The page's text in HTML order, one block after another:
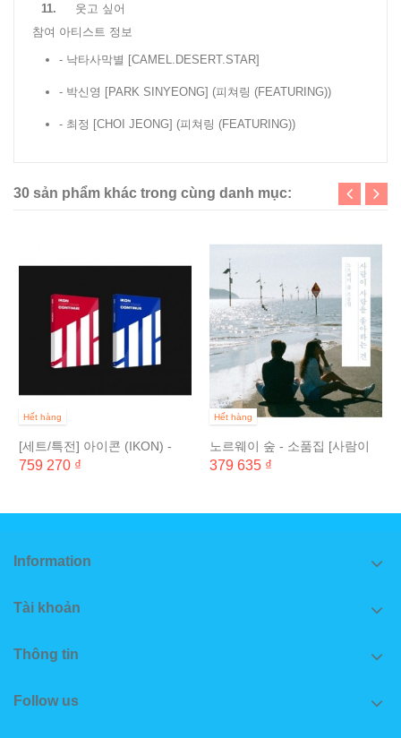
11.
웃고 싶어
참여 아티스트 정보
- 낙타사막별 [CAMEL.DESERT.STAR]
- 박신영 [PARK SINYEONG] (피쳐링 (FEATURING))
- 최정 [CHOI JEONG] (피쳐링 (FEATURING))
30 sản phẩm khác trong cùng danh mục:
Hết hàng
[세트/특전] 아이콘 (IKON) -
NEW KIDS :...
759 270 ₫
Hết hàng
노르웨이 숲 - 소품집 [사람이
사람을 좋아하는 건]
379 635 ₫
Information
Tài khoản
Thông tin
Follow us